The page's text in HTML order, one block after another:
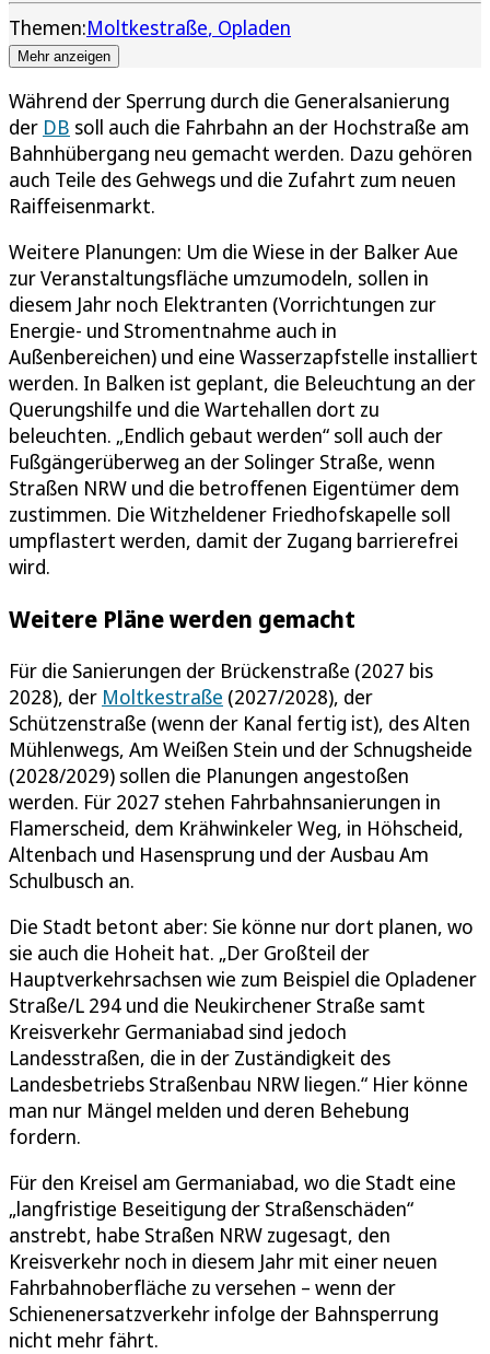
Themen:Moltkestraße Opladen
Mehr anzeigen
Während der Sperrung durch die Generalsanierung
der DB soll auch die Fahrbahn an der Hochstraße am
Bahnhübergang neu gemacht werden. Dazu gehören
auch Teile des Gehwegs und die Zufahrt zum neuen
Raiffeisenmarkt.
Weitere Planungen: Um die Wiese in der Balker Aue
zur Veranstaltungsfläche umzumodeln, sollen in
diesem Jahr noch Elektranten (Vorrichtungen zur
Energie- und Stromentnahme auch in
Außenbereichen) und eine Wasserzapfstelle installiert
werden. In Balken ist geplant, die Beleuchtung an der
Querungshilfe und die Wartehallen dort zu
beleuchten. „Endlich gebaut werden“ soll auch der
Fußgängerüberweg an der Solinger Straße, wenn
Straßen NRW und die betroffenen Eigentümer dem
zustimmen. Die Witzheldener Friedhofskapelle soll
umpflastert werden, damit der Zugang barrierefrei
wird.
Weitere Pläne werden gemacht
Für die Sanierungen der Brückenstraße (2027 bis
2028), der Moltkestraße (2027/2028), der
Schützenstraße (wenn der Kanal fertig ist), des Alten
Mühlenwegs, Am Weißen Stein und der Schnugsheide
(2028/2029) sollen die Planungen angestoßen
werden. Für 2027 stehen Fahrbahnsanierungen in
Flamerscheid, dem Krähwinkeler Weg, in Höhscheid,
Altenbach und Hasensprung und der Ausbau Am
Schulbusch an.
Die Stadt betont aber: Sie könne nur dort planen, wo
sie auch die Hoheit hat. „Der Großteil der
Hauptverkehrsachsen wie zum Beispiel die Opladener
Straße/L 294 und die Neukirchener Straße samt
Kreisverkehr Germaniabad sind jedoch
Landesstraßen, die in der Zuständigkeit des
Landesbetriebs Straßenbau NRW liegen.“ Hier könne
man nur Mängel melden und deren Behebung
fordern.
Für den Kreisel am Germaniabad, wo die Stadt eine
„langfristige Beseitigung der Straßenschäden“
anstrebt, habe Straßen NRW zugesagt, den
Kreisverkehr noch in diesem Jahr mit einer neuen
Fahrbahnoberfläche zu versehen – wenn der
Schienenersatzverkehr infolge der Bahnsperrung
nicht mehr fährt.